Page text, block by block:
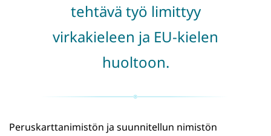
tehtävä työ limittyy
virkakieleen ja EU-kielen
huoltoon.
Peruskarttanimistön ja suunnitellun nimistön